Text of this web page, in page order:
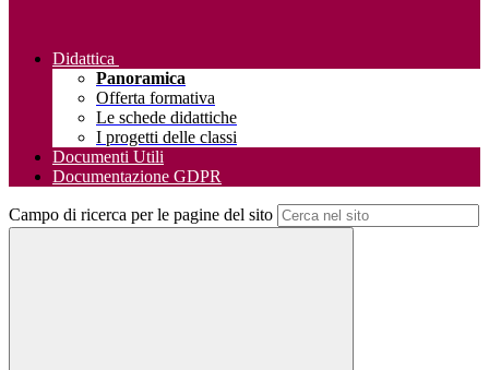
Didattica
Panoramica
Offerta formativa
Le schede didattiche
I progetti delle classi
Documenti Utili
Documentazione GDPR
Campo di ricerca per le pagine del sito